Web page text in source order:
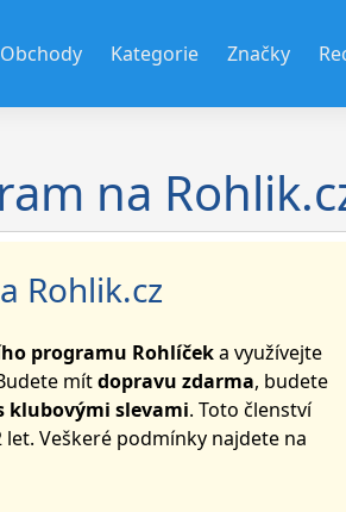
Obchody Kategorie Značky
na
Rohlik.cz
programu Rohlíčeka využívejte
mítdopravu zdarma, budete
klubovými slevami. Toto členství
Veškeré podmínky najdete na